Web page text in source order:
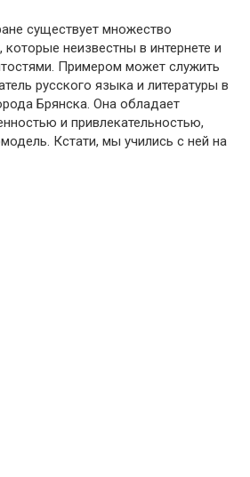
существует множество
которые неизвестны в интернете и
Примером может служить
русского языка и литературы в
Брянска. Она обладает
и привлекательностью,
Кстати, мы учились с ней на